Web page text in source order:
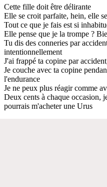
Cette fille doit être délirante
Elle se croit parfaite, hein, elle
Tout ce que je fais est si
Elle pense que je la trompe ?
Tu dis des conneries par
intentionnellement
J'ai frappé ta copine par
Je couche avec ta copine
l'endurance
Je ne peux plus réagir comme
Deux cents à chaque occasion,
pourrais m'acheter une Urus